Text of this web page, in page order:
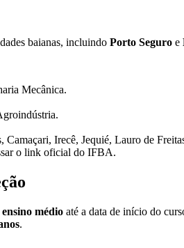
baianas, incluindo Porto Seguro e
Mecânica.
Irecê, Jequié, Lauro de
o link oficial do IFBA.
médio até a data de início do
.